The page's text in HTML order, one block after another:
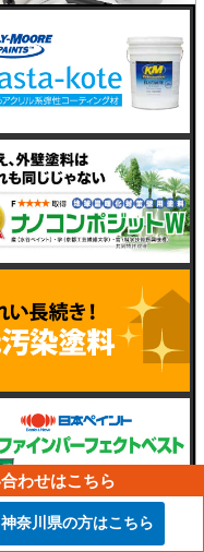
わせはこちら
神奈川県の方はこちら